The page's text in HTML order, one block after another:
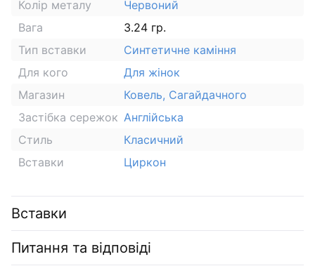
Колір металу
Червоний
Вага
3.24 гр.
Тип вставки
Синтетичне каміння
Для кого
Для жінок
Магазин
Ковель, Сагайдачного
Застібка сережок Англійська
Стиль
Класичний
Вставки
Циркон
Вставки
Питання та відповіді